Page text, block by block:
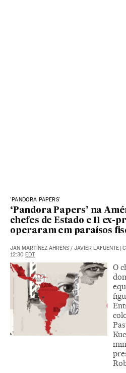
'PANDORA PAPERS'
‘Pandora Papers’ na
chefes de Estado e 11 ex-
operaram em paraísos
JAN MARTÍNEZ AHRENS / JAVIER LAFUENTE |
12:30 EDT
O